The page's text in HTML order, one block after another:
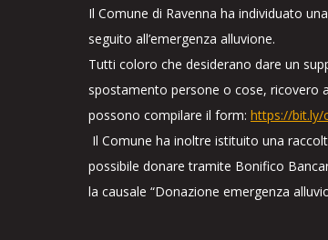
Il Comune di Ravenna ha individuato
seguito all’emergenza alluvione.
Tutti coloro che desiderano dare un
spostamento persone o cose, ricovero
possono compilare il form: https://bit.ly/
Il Comune ha inoltre istituito una
possibile donare tramite Bonifico
la causale “Donazione emergenza